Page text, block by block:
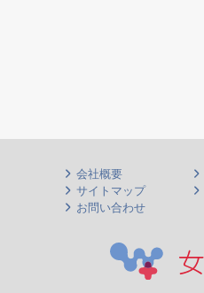
会社概要
サイトマップ
お問い合わせ